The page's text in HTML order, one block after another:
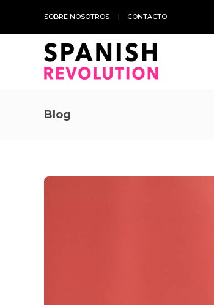
SOBRE NOSOTROS CONTACTO
Blog